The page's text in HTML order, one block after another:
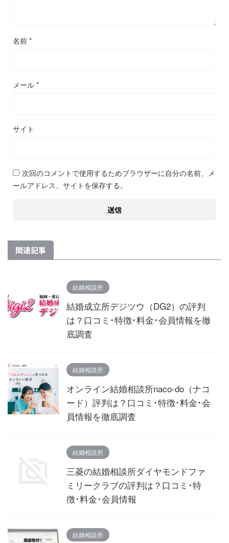
名前 *
メール *
サイト
次回のコメントで使用するためブラウザーに自分の名前、メ
ールアドレス、サイトを保存する。
関連記事
結婚相談所
結婚成立所デジツウ（DG2）の評判
は？口コミ･特徴･料金･会員情報を徹
底調査
結婚相談所
オンライン結婚相談所naco-do（ナコ
ード）評判は？口コミ･特徴･料金･会
員情報を徹底調査
結婚相談所
三菱の結婚相談所ダイヤモンドファ
ミリークラブの評判は？口コミ･特
徴･料金･会員情報
結婚相談所